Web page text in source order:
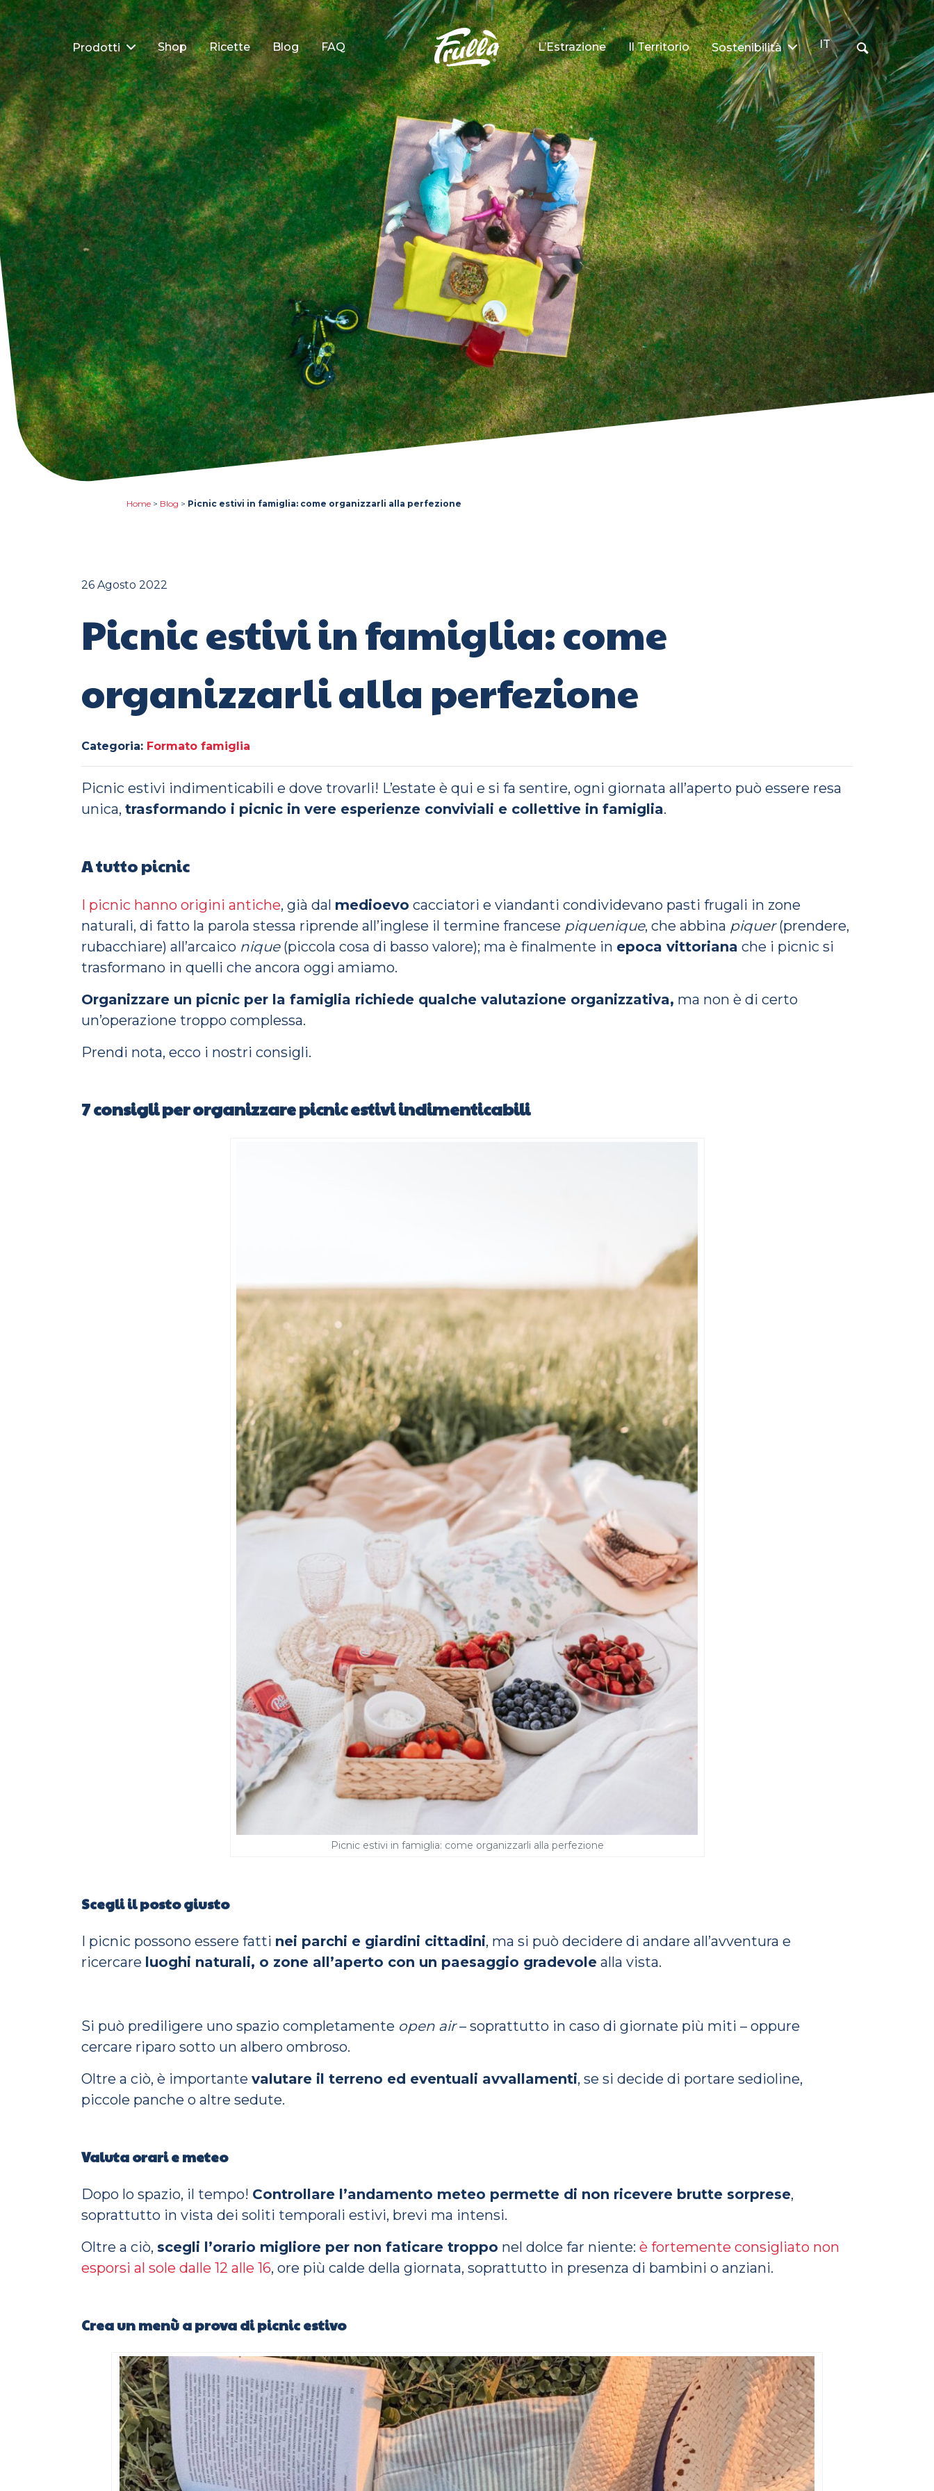
Prodotti Shop Ricette Blog FAQ L’Estrazione Il Territorio Sostenibilità IT
Home > Blog > Picnic estivi in famiglia: come organizzarli alla perfezione
26 Agosto 2022
Picnic estivi in famiglia: come
organizzarli alla perfezione
Categoria: Formato famiglia
Picnic estivi indimenticabili e dove trovarli! L’estate è qui e si fa sentire, ogni giornata all’aperto può essere resa
unica, trasformando i picnic in vere esperienze conviviali e collettive in famiglia.
A tutto picnic
I picnic hanno origini antiche, già dal medioevo cacciatori e viandanti condividevano pasti frugali in zone
naturali, di fatto la parola stessa riprende all’inglese il termine francese piquenique, che abbina piquer(prendere,
rubacchiare) all’arcaico nique(piccola cosa di basso valore); ma è finalmente in epoca vittoriana che i picnic si
trasformano in quelli che ancora oggi amiamo.
Organizzare un picnic per la famiglia richiede qualche valutazione organizzativa, ma non è di certo
un’operazione troppo complessa.
Prendi nota, ecco i nostri consigli.
7 consigli per organizzare picnic estivi indimenticabili
Picnic estivi in famiglia: come organizzarli alla perfezione
Scegli il posto giusto
I picnic possono essere fatti nei parchi e giardini cittadini, ma si può decidere di andare all’avventura e
ricercare luoghi naturali, o zone all’aperto con un paesaggio gradevole alla vista.
Si può prediligere uno spazio completamente open air– soprattutto in caso di giornate più miti – oppure
cercare riparo sotto un albero ombroso.
Oltre a ciò, è importante valutare il terreno ed eventuali avvallamenti, se si decide di portare sedioline,
piccole panche o altre sedute.
Valuta orari e meteo
Dopo lo spazio, il tempo! Controllare l’andamento meteo permette di non ricevere brutte sorprese,
soprattutto in vista dei soliti temporali estivi, brevi ma intensi.
Oltre a ciò, scegli l’orario migliore per non faticare troppo nel dolce far niente: è fortemente consigliato non
esporsi al sole dalle 12 alle 16, ore più calde della giornata, soprattutto in presenza di bambini o anziani.
Crea un menù a prova di picnic estivo